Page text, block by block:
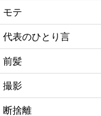
モテ
代表のひとり言
前髪
撮影
断捨離